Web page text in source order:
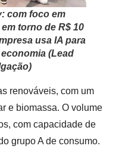
com foco em
torno de R$ 10
usa IA para
(Lead
renováveis, com um
e biomassa. O volume
com capacidade de
grupo A de consumo.